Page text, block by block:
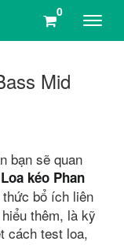
0
Mid
bạn sẽ quan
Loa kéo Phan
bổ ích liên
thêm, là kỹ
cách test loa,